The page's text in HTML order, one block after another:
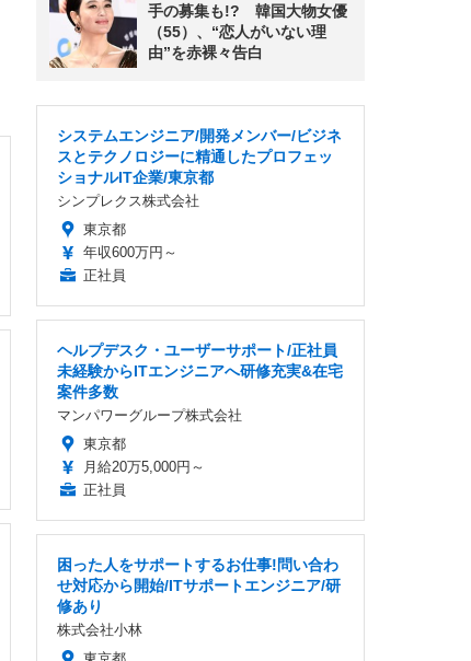
手の募集も!? 韓国大物女優
（55）、“恋人がいない理
由”を赤裸々告白
システムエンジニア/開発メンバー/ビジネ
スとテクノロジーに精通したプロフェッ
ショナルIT企業/東京都
シンプレクス株式会社
東京都
年収600万円～
正社員
ヘルプデスク・ユーザーサポート/正社員
未経験からITエンジニアへ研修充実&在宅
案件多数
マンパワーグループ株式会社
東京都
月給20万5,000円～
正社員
困った人をサポートするお仕事!問い合わ
せ対応から開始/ITサポートエンジニア/研
修あり
株式会社小林